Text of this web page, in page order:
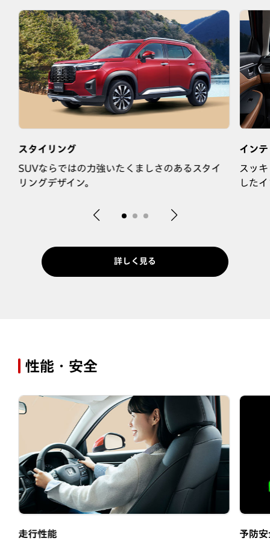
スタイリング
SUVならではの力強いたくましさのあるスタイ
リングデザイン。
イン
スッ
した
詳しく見る
性能・安全
走行性能
予防